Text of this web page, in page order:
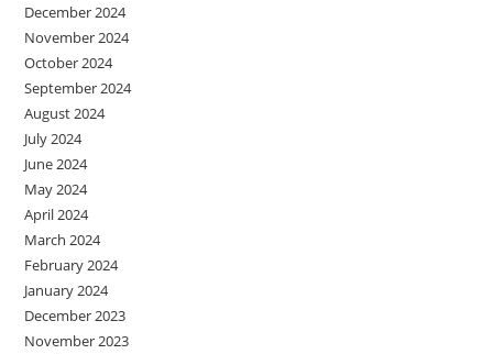
December 2024
November 2024
October 2024
September 2024
August 2024
July 2024
June 2024
May 2024
April 2024
March 2024
February 2024
January 2024
December 2023
November 2023